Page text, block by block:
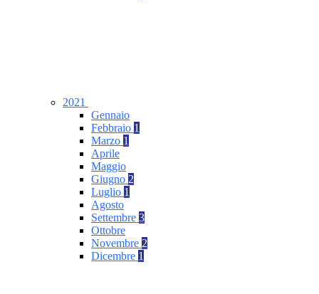
2021
Gennaio
Febbraio 1
Marzo 1
Aprile
Maggio
Giugno 2
Luglio 1
Agosto
Settembre 3
Ottobre
Novembre 2
Dicembre 1